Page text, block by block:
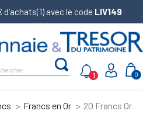
d’achats(1) avec le code LIV149
0
1
Francs en Or 20 Francs Or